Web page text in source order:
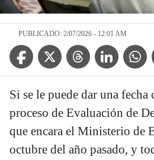
PUBLICADO: 2/07/2026 - 12:01 AM
Facebook IconTwitter IconThreads IconLinkedin Icon
Si se le puede dar una
proceso de Evaluación de
que encara el Ministerio de
octubre del año pasado, y